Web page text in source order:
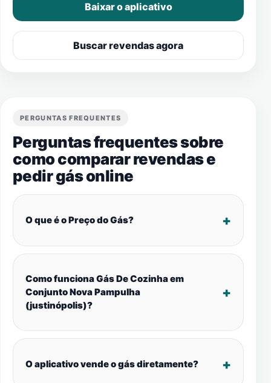
Baixar o aplicativo
Buscar revendas agora
PERGUNTAS FREQUENTES
Perguntas frequentes sobre
como comparar revendas e
pedir gás online
O que é o Preço do Gás?
Como funciona Gás De Cozinha em
Conjunto Nova Pampulha
(justinópolis)?
O aplicativo vende o gás diretamente?